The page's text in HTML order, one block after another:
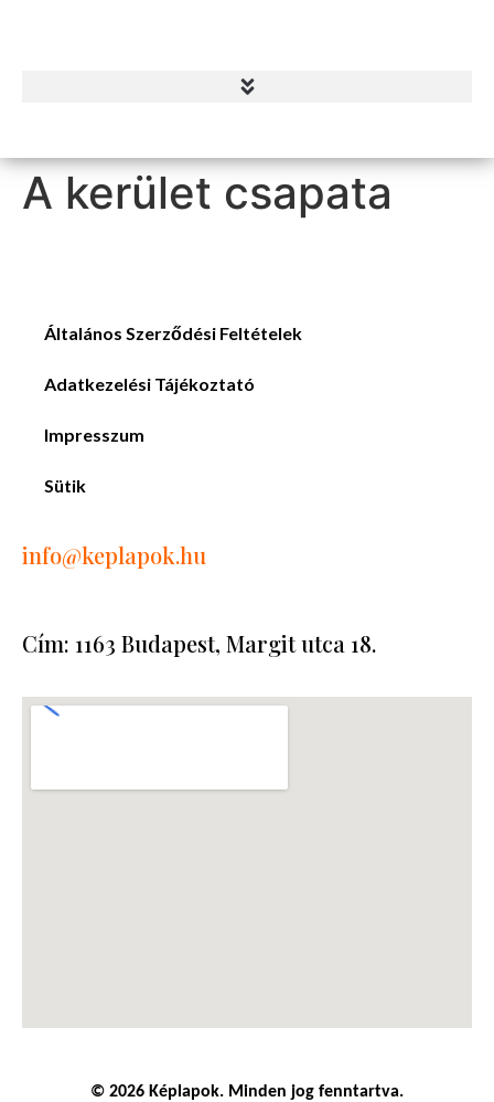
A kerület csapata
Általános Szerződési Feltételek
Adatkezelési Tájékoztató
Impresszum
Sütik
info@keplapok.hu
Cím: 1163 Budapest, Margit utca 18.
© 2026 Képlapok. Minden jog fenntartva.